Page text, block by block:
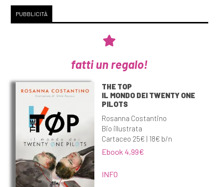
PUBBLICITÀ
fatti un regalo!
THE TOP
IL MONDO DEI TWENTY ONE
PILOTS
Rosanna Costantino
Bio illustrata
Cartaceo 25€ | 18€ b/n
Ebook 4,99€
INFO